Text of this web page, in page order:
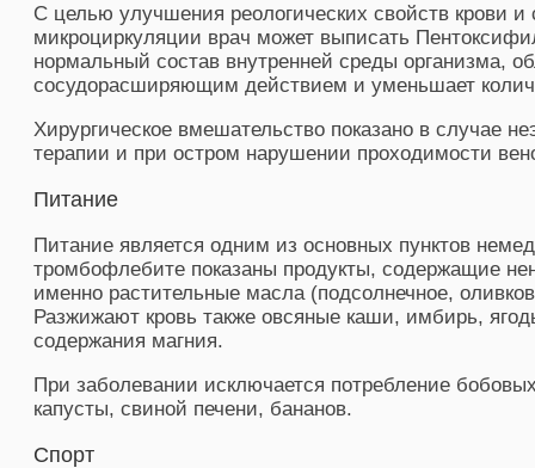
С целью улучшения реологических свойств крови и
микроциркуляции врач может выписать
нормальный состав внутренней среды организма,
сосудорасширяющим действием и уменьшает
Хирургическое вмешательство показано в случае
терапии и при остром нарушении проходимости
Питание
Питание является одним из основных пунктов
тромбофлебите показаны продукты, содержащие
именно растительные масла (подсолнечное,
Разжижают кровь также овсяные каши, имбирь,
содержания магния.
При заболевании исключается потребление
капусты, свиной печени, бананов.
Спорт